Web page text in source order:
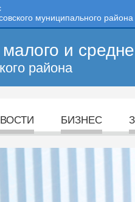
муниципального района
и
района
БИЗНЕС